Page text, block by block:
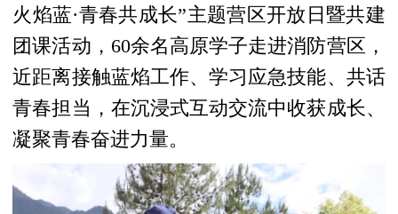
火焰蓝·青春共成长”主题营区开放日暨共建
团课活动，60余名高原学子走进消防营区，
近距离接触蓝焰工作、学习应急技能、共话
青春担当，在沉浸式互动交流中收获成长、
凝聚青春奋进力量。